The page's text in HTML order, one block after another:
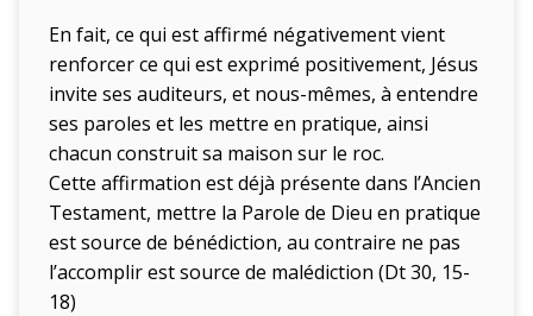
En fait, ce qui est affirmé négativement vient
renforcer ce qui est exprimé positivement, Jésus
invite ses auditeurs, et nous-mêmes, à entendre
ses paroles et les mettre en pratique, ainsi
chacun construit sa maison sur le roc.
Cette affirmation est déjà présente dans l’Ancien
Testament, mettre la Parole de Dieu en pratique
est source de bénédiction, au contraire ne pas
l’accomplir est source de malédiction (Dt 30, 15-
18)